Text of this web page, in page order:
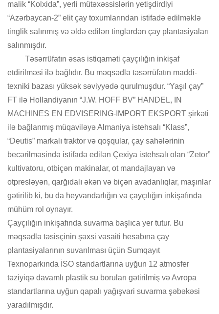
malik “Kolxida”, yerli mütəxəssislərin yetişdirdiyi
“Azərbaycan-2” elit çay toxumlarından istifadə edilməklə
tinglik salınmış və əldə edilən tinglərdən çay plantasiyaları
salınmışdır.
Təsərrüfatın əsas istiqaməti çayçılığın inkişaf
etdirilməsi ilə bağlıdır. Bu məqsədlə təsərrüfatın maddi-
texniki bazası yüksək səviyyədə qurulmuşdur. “Yaşıl çay”
FT ilə Hollandiyanın “J.W. HOFF BV” HANDEL, IN
MACHINES EN EDVISERING-IMPORT EKSPORT şirkəti
ilə bağlanmış müqaviləyə Almaniya istehsalı “Klass”,
“Deutis” markalı traktor və qoşqular, çay sahələrinin
becərilməsində istifadə edilən Çexiya istehsalı olan “Zetor”
kultivatoru, otbiçən makinalar, ot mandajlayan və
otpresləyən, qarğıdalı əkən və biçən avadanlıqlar, maşınlar
gətirilib ki, bu da heyvandarlığın və çayçılığın inkişafında
mühüm rol oynayır.
Çayçılığın inkişafında suvarma başlıca yer tutur. Bu
məqsədlə təsisçinin şəxsi vəsaiti hesabına çay
plantasiyalarının suvarılması üçün Sumqayıt
Texnoparkında İSO standartlarına uyğun 12 atmosfer
təziyiqə davamlı plastik su boruları gətirilmiş və Avropa
standartlarına uyğun qapalı yağışvari suvarma şəbəkəsi
yaradılmışdır.